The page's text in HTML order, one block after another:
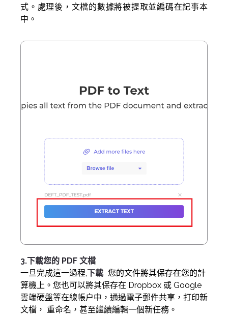
式。處理後，文檔的數據將被提取並編碼在記事本
中。
3.下載您的 PDF 文檔
一旦完成這一過程,下載 您的文件將其保存在您的計
算機上。您也可以將其保存在 Dropbox 或 Google
雲端硬盤等在線帳户中，通過電子郵件共享，打印新
文檔， 重命名，甚至繼續編輯一個新任務。